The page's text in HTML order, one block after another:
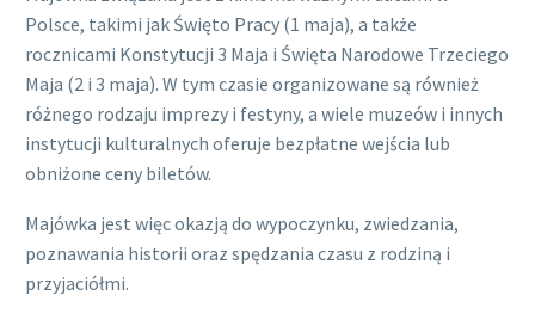
Polsce, takimi jak Święto Pracy (1 maja), a także
rocznicami Konstytucji 3 Maja i Święta Narodowe Trzeciego
Maja (2 i 3 maja). W tym czasie organizowane są również
różnego rodzaju imprezy i festyny, a wiele muzeów i innych
instytucji kulturalnych oferuje bezpłatne wejścia lub
obniżone ceny biletów.
Majówka jest więc okazją do wypoczynku, zwiedzania,
poznawania historii oraz spędzania czasu z rodziną i
przyjaciółmi.